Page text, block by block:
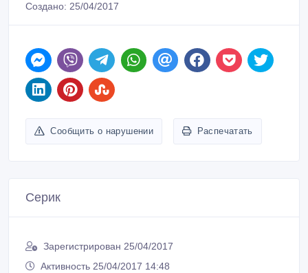
Создано: 25/04/2017
Сообщить о нарушении Распечатать
Серик
Зарегистрирован 25/04/2017
Активность 25/04/2017 14:48